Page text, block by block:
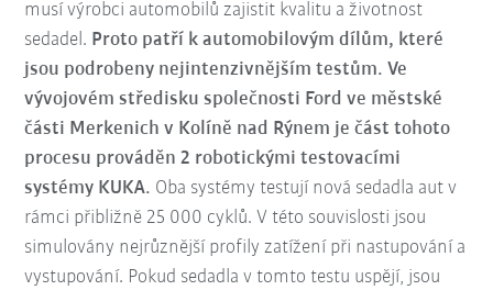
musí výrobci automobilů zajistit kvalitu a životnost
sedadel. Proto patří k automobilovým dílům, které
jsou podrobeny nejintenzivnějším testům. Ve
vývojovém středisku společnosti Ford ve městské
části Merkenich v Kolíně nad Rýnem je část tohoto
procesu prováděn 2 robotickými testovacími
systémy KUKA. Oba systémy testují nová sedadla aut v
rámci přibližně 25 000 cyklů. V této souvislosti jsou
simulovány nejrůznější profily zatížení při nastupování a
vystupování. Pokud sedadla v tomto testu uspějí, jsou